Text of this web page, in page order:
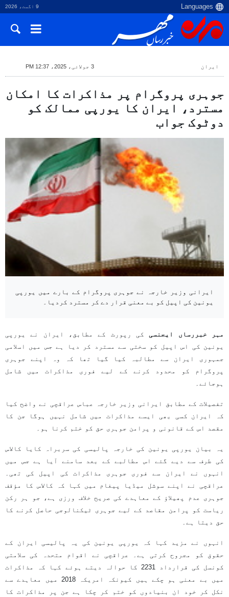
9 اگست، 2026
ایران 3 جولائی، 2025، 12:37 PM
جوہری پروگرام پر مذاکرات کا امکان
مسترد، ایران کا یورپی ممالک کو
دوٹوک جواب
ایرانی وزیر خارجہ نے جوہری پروگرام کے بارے میں یورپی
یونین کی اپیل کو بے معنی قرار دے کر مسترد کردیا۔
مہر خبررساں ایجنسی کی رپورٹ کے مطابق، ایران نے یورپی
یونین کی اس اپیل کو سختی سے مسترد کر دیا ہے جس میں اسلامی
جمہوری ایران سے مطالبہ کیا گیا تھا کہ وہ اپنے جوہری
پروگرام کو محدود کرنے کے لیے فوری مذاکرات میں شامل
ہوجائے۔
تفصیلات کے مطابق ایرانی وزیر خارجہ عباس عراقچی نے واضح کیا
کہ ایران کسی بھی ایسے مذاکرات میں شامل نہیں ہوگا جن کا
مقصد اس کے قانونی و پرامن جوہری حق کو ختم کرنا ہو۔
یہ بیان یورپی یونین کی خارجہ پالیسی کی سربراہ کایا کالاس
کی طرف سے دیے گئے اس مطالبے کے بعد سامنے آیا ہے جس میں
انہوں نے ایران سے فوری جوہری مذاکرات کی اپیل کی تھی۔
عراقچی نے اپنے سوشل میڈیا پیغام میں کہا کہ کالاس کا مؤقف
جوہری عدم پھیلاؤ کے معاہدے کی صریح خلاف ورزی ہے، جو ہر رکن
ریاست کو پرامن مقاصد کے لیے جوہری ٹیکنالوجی حاصل کرنے کا
حق دیتا ہے۔
انہوں نے مزید کہا کہ یورپی یونین کی یہ پالیسی ایران کے
حقوق کو مجروح کرتی ہے۔ عراقچی نے اقوام متحدہ کی سلامتی
کونسل کی قرارداد 2231 کا حوالہ دیتے ہوئے کہا کہ مذاکرات
میں بے معنی ہو چکے ہیں کیونکہ امریکہ 2018 میں معاہدے سے
نکل کر خود ان بنیادوں کو ختم کر چکا ہے جن پر مذاکرات کا